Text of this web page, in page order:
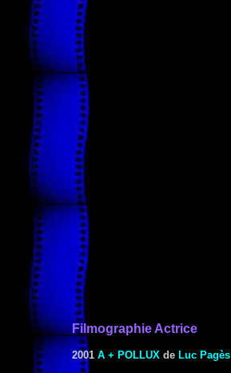
Filmographie Actrice
2001 A + POLLUX de Luc Pagès